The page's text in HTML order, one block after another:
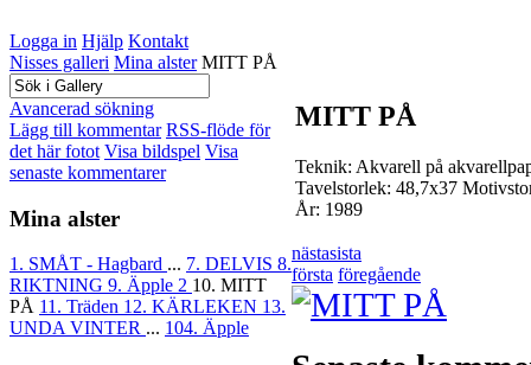
Logga in Hjälp Kontakt
Nisses galleri Mina alster MITT PÅ
Avancerad sökning
Lägg till kommentar RSS-flöde för
det här fotot Visa bildspel Visa
senaste kommentarer
Mina alster
1. SMÅT - Hagbard ... 7. DELVIS 8.
RIKTNING 9. Äpple 2 10. MITT
PÅ 11. Träden 12. KÄRLEKEN 13.
UNDA VINTER ... 104. Äpple
MITT PÅ
Teknik: Akvarell på
Tavelstorlek: 48,7x37
År: 1989
nästasista
första föregående